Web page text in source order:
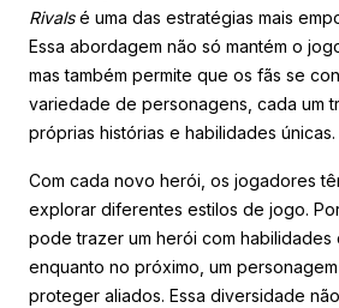
Rivalsé uma das estratégias mais
Essa abordagem não só mantém o
mas também permite que os fãs se
variedade de personagens, cada um
próprias histórias e habilidades únicas.
Com cada novo herói, os jogadores
explorar diferentes estilos de jogo.
pode trazer um herói com habilidades
enquanto no próximo, um
proteger aliados. Essa diversidade